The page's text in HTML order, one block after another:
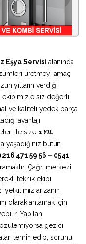
Eşya Servisi alanında
üretmeyi amaç
yılların verdiği
ekibimizle siz değerli
ve kaliteli yedek parça
avantajı
ile size 1 YIL
bütün
471 59 56 – 0541
Çağrı merkezi
teknik ekibi
yetkilimiz arızanın
olarak anlamak için
Yapılan
gezici
temin edip, sorunu